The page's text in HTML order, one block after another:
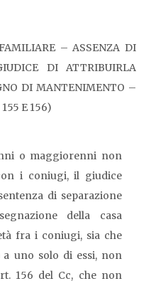
– ASSENZA DI
DI ATTRIBUIRLA
DI MANTENIMENTO –
E 156)
o maggiorenni non
i coniugi, il giudice
di separazione
della casa
fra i coniugi, sia che
a uno solo di essi, non
156 del Cc, che non